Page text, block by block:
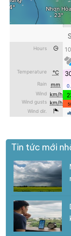
Tin tức mới